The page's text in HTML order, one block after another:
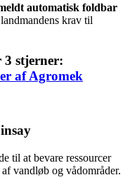
automatisk foldbar
krav til
3 stjerner:
af Agromek
til at bevare ressourcer
vandløb og vådområder.